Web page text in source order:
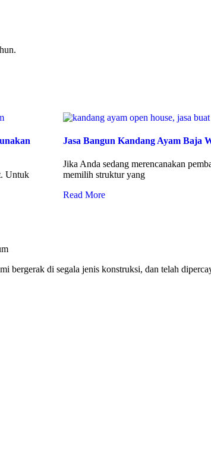
Untuk
Jasa Bangun Kandang Ayam Baja
Jika Anda sedang merencanakan
memilih struktur yang
Read More
bergerak di segala jenis konstruksi, dan telah